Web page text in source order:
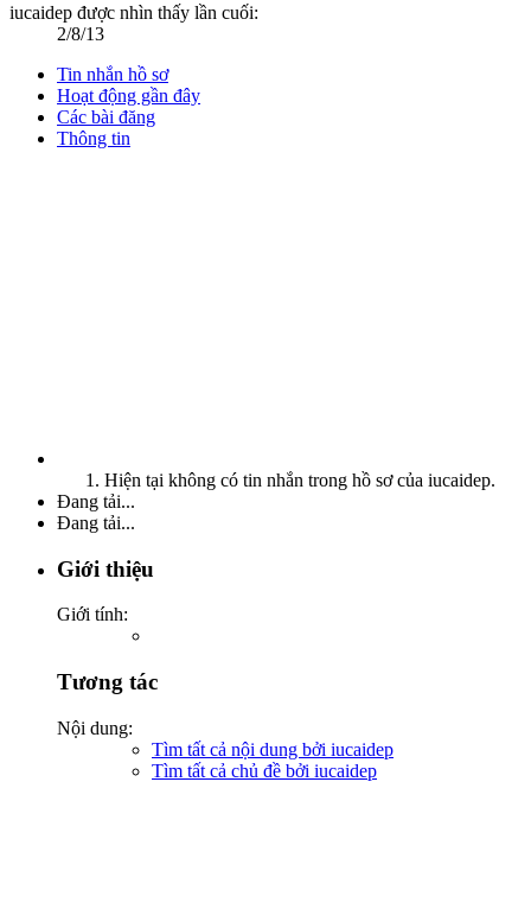
iucaidep được nhìn thấy lần cuối:
2/8/13
Tin nhắn hồ sơ
Hoạt động gần đây
Các bài đăng
Thông tin
Hiện tại không có tin nhắn trong hồ sơ của iucaidep.
Đang tải...
Đang tải...
Giới thiệu
Giới tính:
Tương tác
Nội dung:
Tìm tất cả nội dung bởi iucaidep
Tìm tất cả chủ đề bởi iucaidep